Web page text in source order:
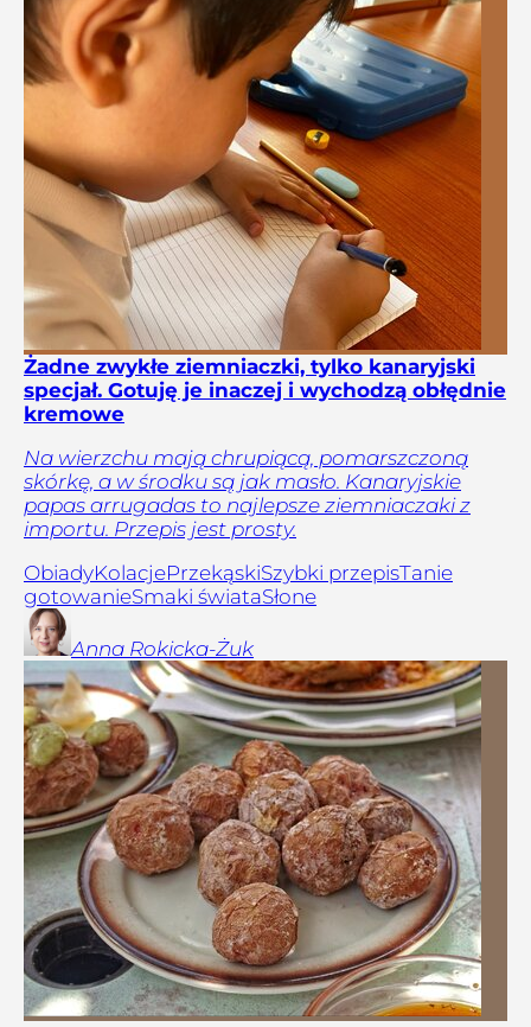
Żadne zwykłe ziemniaczki, tylko kanaryjski
specjał. Gotuję je inaczej i wychodzą obłędnie
kremowe
Na wierzchu mają chrupiącą, pomarszczoną
skórkę, a w środku są jak masło. Kanaryjskie
papas arrugadas to najlepsze ziemniaczaki z
importu. Przepis jest prosty.
ObiadyKolacjePrzekąskiSzybki przepisTanie
gotowanieSmaki świataSłone
Anna Rokicka-Żuk